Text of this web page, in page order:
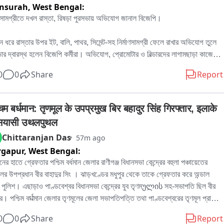
West Bengal:
দখল রাস্তা, রিষড়া পুরসভায় অভিযোগ জানাল বিজেপি।
ধরে রাস্তার উপর ইট, বালি, পাথর, সিমেন্ট-সহ নির্মাণসামগ্রী ফেলে রাখার অভিযোগ তুলে
দ্বারস্থ হলেন বিজেপি কর্মীরা। অভিযোগ, প্রোমোটার ও বিল্ডারদের লাগামছাড়া কাজের
লিখিত অভিযোগ জমা দেওয়ার পাশাপাশি প্রশাসনের হস্তক্ষেপের দাবি জানিয়েছেন
বিজেপি কর্মী রোহিত দে জানান, এলাকাবাসীর অভিযোগের ভিত্তিতেই তাঁরা পুরসভায়
জমা দিয়েছেন। তাঁর দাবি, নির্মাণসামগ্রী মাসের পর মাস রাস্তার উপর পড়ে থাকায়
কার্যত সরু হয়ে গিয়েছে। বর্ষাকালে বালি ও অন্যান্য সামগ্রী নিকাশি ব্যবস্থা আটকে
ফলে জল জমার সমস্যাও বাড়ছে। রাতের অন্ধকারে ভারী ডাম্পার ও লরিতে মালপত্র
ফলে রাস্তারও ক্ষতি হচ্ছে বলে অভিযোগ করেন তিনি। প্রশাসনের তরফে প্রয়োজনীয়
নেওয়ার দাবি জানিয়ে তিনি বলেন, আইনি পথেই এই সমস্যার সমাধান চান তাঁরা。
আর এক বিজেপি কর্মী অভিজিৎ বিশ্বাসের অভিযোগ, দীর্ঘদিন ধরে এই পরিস্থিতি
কোনও কার্যকর পদক্ষেপ নেওয়া হয়নি। তাঁর দাবি, নির্মাণস্থলে বড় বড় কাঠের বোর্ড ও
ছড়িয়ে থাকায় শিশু-সহ পথচলতি মানুষের আহত হওয়ার আশঙ্কা রয়েছে। নিত্যদিন
চলেছে। বর্তমান প্রশাসনের কাছে দ্রুত ব্যবস্থা নিয়ে রাস্তা দখলমুক্ত ও নিরাপদ করার
0 Share Report
बर्धमान: तृणमूल के उपप्रमुख बिर बहादुर सिंह गिरफ्तार, इलाके
उथलपुथल
Chittaranjan Das 57m ago
West Bengal:
হাতে গ্রেফতার পশ্চিম বর্ধমান জেলার রাণীগঞ্জ বিধানসভা কেন্দ্রের বহুলা পঞ্চায়েতের
উপপ্রধান বীর বাহাদুর সিং । ঝাড়খণ্ডের মধুপুর থেকে তাকে গ্রেফতার করে অন্ডাল
পুলিশ। এছাড়াও পাণ্ডবেশ্বর বিধানসভা কেন্দ্রের যুব তৃণমულის সহ-সভাপতি ছিল বীর
পশ্চিম বर्धমান জেলার তৃণমূলের জেলা সভাপতিপত্তি তথা পাণ্ডবেশ্বরের তৃণমূল প্রার্থী
অভিযোগে গ্রেফতার এই বীর বাহাদুর。
0 Share Report